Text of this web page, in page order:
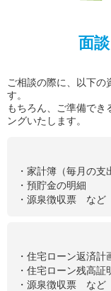
面
ご相談の際に、以下
す。
もちろん、ご準備でき
ングいたします。
・家計簿（毎月の支
・預貯金の明細
・源泉徴収票 など
・住宅ローン返済計
・住宅ローン残高証
・源泉徴収票 など